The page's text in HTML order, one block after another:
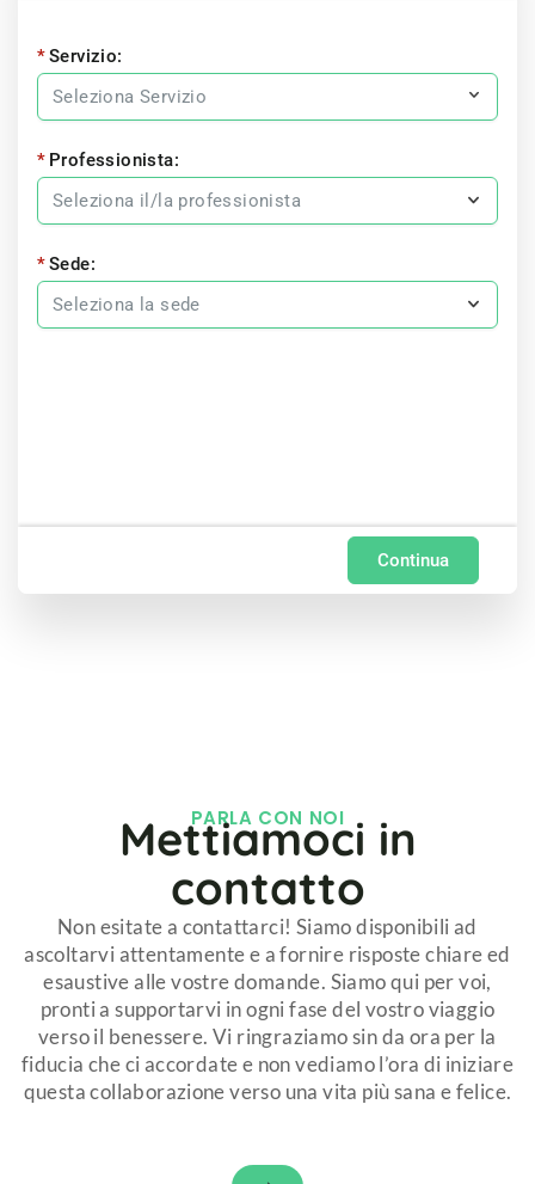
Servizio:
Professionista:
Sede:
Continua
PARLA CON NOI
Mettiamoci in
contatto
Non esitate a contattarci! Siamo disponibili ad
ascoltarvi attentamente e a fornire risposte chiare ed
esaustive alle vostre domande. Siamo qui per voi,
pronti a supportarvi in ogni fase del vostro viaggio
verso il benessere. Vi ringraziamo sin da ora per la
fiducia che ci accordate e non vediamo l’ora di iniziare
questa collaborazione verso una vita più sana e felice.